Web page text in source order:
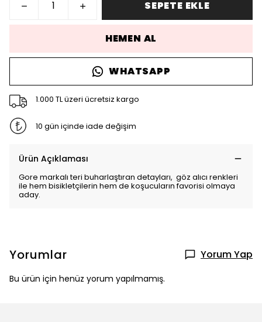
SEPETE EKLE
HEMEN AL
WHATSAPP
1.000 TL üzeri ücretsiz kargo
10 gün içinde iade değişim
Ürün Açıklaması
Gore markalı teri buharlaştıran detayları, göz alıcı renkleri
ile hem bisikletçilerin hem de koşucuların favorisi olmaya
aday.
Yorumlar Yorum Yap
Bu ürün için henüz yorum yapılmamış.